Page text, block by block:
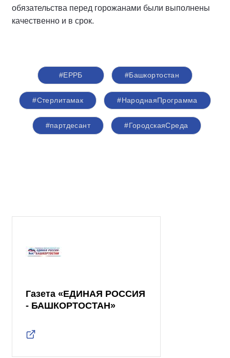
обязательства перед горожанами были выполнены
качественно и в срок.
#ЕРРБ #Башкортостан
#Стерлитамак #НароднаяПрограмма
#партдесант #ГородскаяСреда
Газета «ЕДИНАЯ РОССИЯ
- БАШКОРТОСТАН»